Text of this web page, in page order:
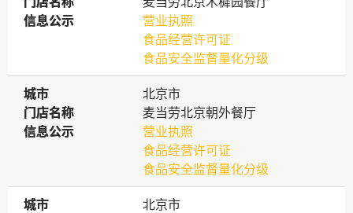
信息公示
信息公示
营业执照
食品经营许可证
食品安全监督量化分级
城市
城市
北京市
门店名称
门店名称
麦当劳北京朝外餐厅
信息公示
信息公示
营业执照
食品经营许可证
食品安全监督量化分级
城市
城市
北京市